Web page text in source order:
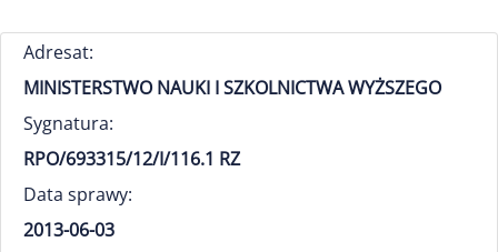
Adresat:
MINISTERSTWO NAUKI I SZKOLNICTWA WYŻSZEGO
Sygnatura:
RPO/693315/12/I/116.1 RZ
Data sprawy:
2013-06-03